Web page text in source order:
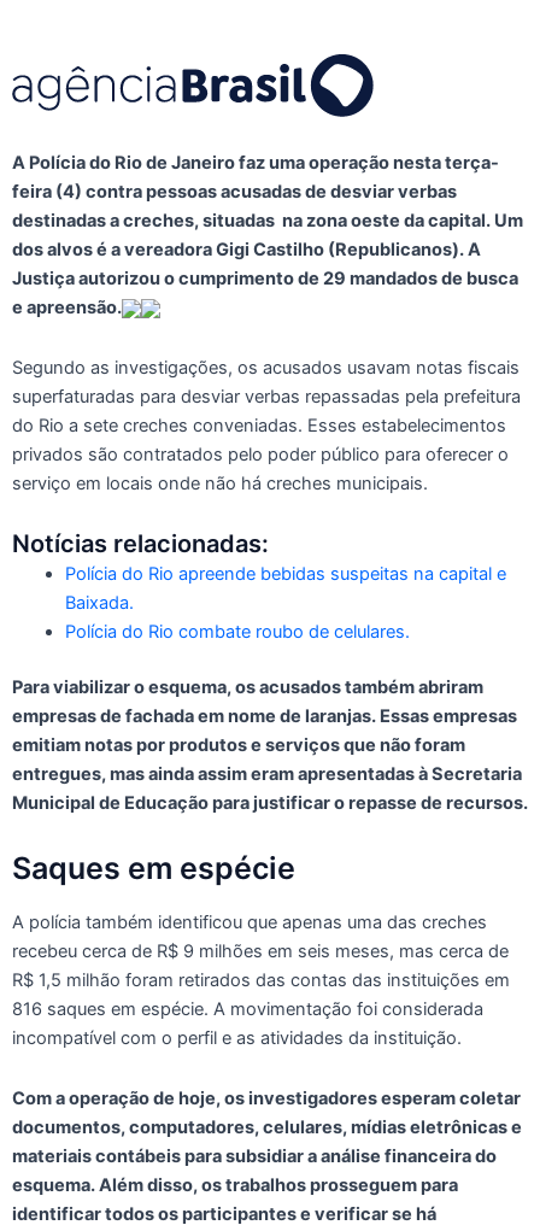
A Polícia do Rio de Janeiro faz uma operação nesta terça-
feira (4) contra pessoas acusadas de desviar verbas
destinadas a creches, situadas na zona oeste da capital. Um
dos alvos é a vereadora Gigi Castilho (Republicanos). A
Justiça autorizou o cumprimento de 29 mandados de busca
e apreensão.
Segundo as investigações, os acusados usavam notas fiscais
superfaturadas para desviar verbas repassadas pela prefeitura
do Rio a sete creches conveniadas. Esses estabelecimentos
privados são contratados pelo poder público para oferecer o
serviço em locais onde não há creches municipais.
Notícias relacionadas:
Polícia do Rio apreende bebidas suspeitas na capital e
Baixada.
Polícia do Rio combate roubo de celulares.
Para viabilizar o esquema, os acusados também abriram
empresas de fachada em nome de laranjas. Essas empresas
emitiam notas por produtos e serviços que não foram
entregues, mas ainda assim eram apresentadas à Secretaria
Municipal de Educação para justificar o repasse de recursos.
Saques em espécie
A polícia também identificou que apenas uma das creches
recebeu cerca de R$ 9 milhões em seis meses, mas cerca de
R$ 1,5 milhão foram retirados das contas das instituições em
816 saques em espécie. A movimentação foi considerada
incompatível com o perfil e as atividades da instituição.
Com a operação de hoje, os investigadores esperam coletar
documentos, computadores, celulares, mídias eletrônicas e
materiais contábeis para subsidiar a análise financeira do
esquema. Além disso, os trabalhos prosseguem para
identificar todos os participantes e verificar se há